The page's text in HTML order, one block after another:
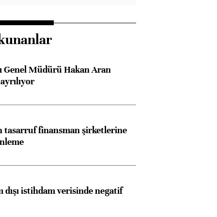
Genel Müdürü Hakan Aran
tasarruf finansman şirketlerine
dışı istihdam verisinde negatif